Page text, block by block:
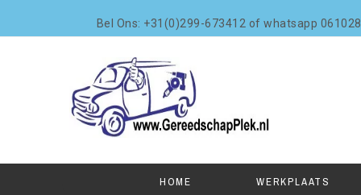
Bel Ons: +31(0)299-673412 of whatsapp
HOME WERKPLAATS